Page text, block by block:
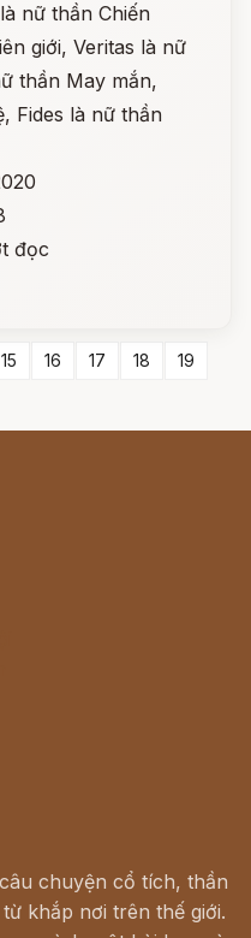
nữ thần Chiến
giới, Veritas là nữ
thần May mắn,
Fides là nữ thần
đọc
15 16 17 18
19
chuyện cổ tích, thần
khắp nơi trên thế giới.